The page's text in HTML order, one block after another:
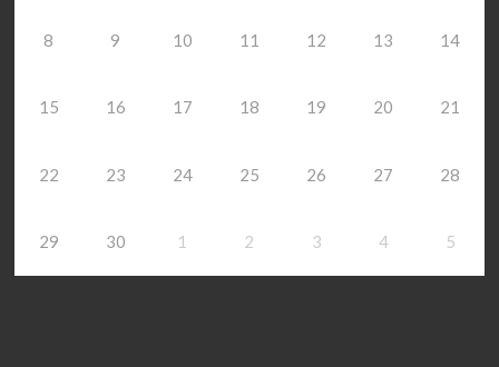
8 9 10 11 12 13 14
15 16 17 18 19 20 21
22 23 24 25 26 27 28
29 30 1 2 3 4 5